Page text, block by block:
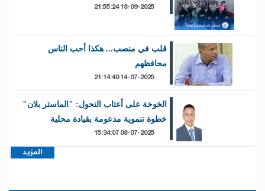
قلب في منصب... هكذا أحب الناس
محافظهم
الخوخة على أعتاب التحول: "الماستر بلان"
خطوة تنموية مدعومة بقيادة محلية
المزيد